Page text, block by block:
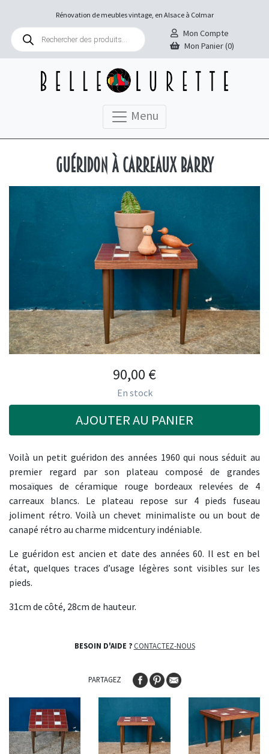
Rénovation de meubles vintage, en Alsace à Colmar
Recherche
produits
Mon Compte
Mon Panier (0)
Menu
Guéridon à carreaux Barry
90,00 €
En stock
AJOUTER AU PANIER
Voilà un petit guéridon des années 1960 qui nous séduit au
premier regard par son plateau composé de grandes
mosaïques de céramique rouge bordeaux relevées de 4
carreaux blancs. Le plateau repose sur 4 pieds fuseau
joliment rétro. Voilà un chevet minimaliste ou un bout de
canapé rétro au charme midcentury indéniable.
Le guéridon est ancien et date des années 60. Il est en bel
état, quelques traces d’usage légères sont visibles sur les
pieds.
31cm de côté, 28cm de hauteur.
BESOIN D'AIDE ? CONTACTEZ-NOUS
PARTAGEZ